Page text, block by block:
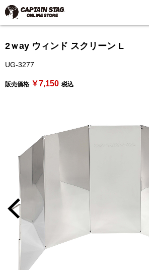
2ｗay ウィンド スクリーン L
UG-3277
販売価格 ￥7,150 税込